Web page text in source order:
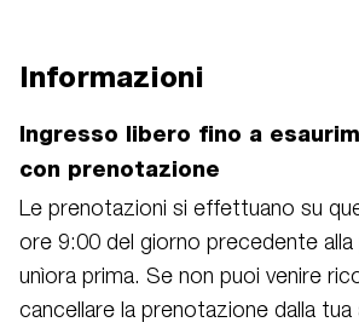
Informazioni
Ingresso libero fino a
con prenotazione
Le prenotazioni si effettuano su
ore 9:00 del giorno precedente
unìora prima. Se non puoi venire
cancellare la prenotazione dalla tua